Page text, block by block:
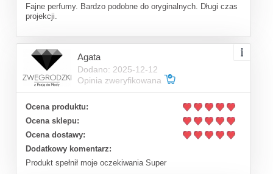
Fajne perfumy. Bardzo podobne do oryginalnych. Długi czas
projekcji.
Agata
Dodano: 2025-12-12
Opinia zweryfikowana
Ocena produktu:
Ocena sklepu:
Ocena dostawy:
Dodatkowy komentarz:
Produkt spełnił moje oczekiwania Super